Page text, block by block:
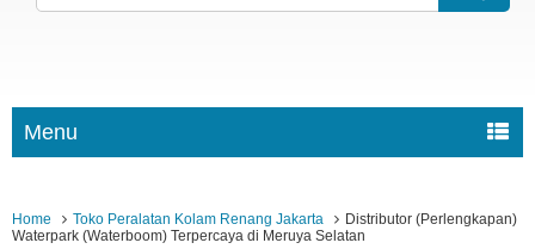
Menu
Home Toko Peralatan Kolam Renang Jakarta
Distributor (Perlengkapan)
Waterpark (Waterboom) Terpercaya di Meruya Selatan